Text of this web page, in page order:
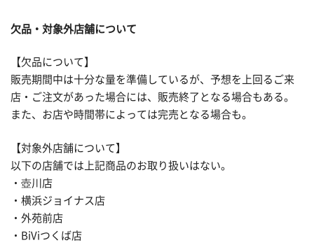
欠品・対象外店舗について
【欠品について】
販売期間中は十分な量を準備しているが、予想を上回るご来
店・ご注文があった場合には、販売終了となる場合もある。
また、お店や時間帯によっては完売となる場合も。
【対象外店舗について】
以下の店舗では上記商品のお取り扱いはない。
・壺川店
・横浜ジョイナス店
・外苑前店
・BiViつくば店